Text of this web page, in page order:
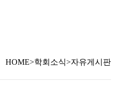
HOME>학회소식>자유게시판